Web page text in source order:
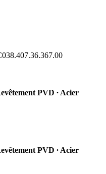
PVD ∙ Acier
PVD ∙ Acier